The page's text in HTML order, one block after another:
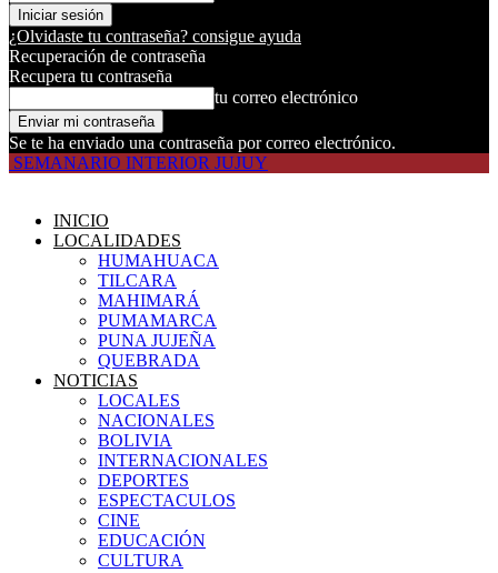
¿Olvidaste tu contraseña? consigue ayuda
Recuperación de contraseña
Recupera tu contraseña
tu correo electrónico
Se te ha enviado una contraseña por correo electrónico.
SEMANARIO INTERIOR JUJUY
INICIO
LOCALIDADES
HUMAHUACA
TILCARA
MAHIMARÁ
PUMAMARCA
PUNA JUJEÑA
QUEBRADA
NOTICIAS
LOCALES
NACIONALES
BOLIVIA
INTERNACIONALES
DEPORTES
ESPECTACULOS
CINE
EDUCACIÓN
CULTURA